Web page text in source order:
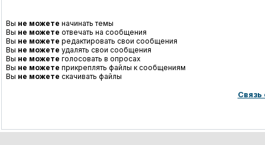
Вы не можете начинать темы
Вы не можете отвечать на сообщения
Вы не можете редактировать свои сообщения
Вы не можете удалять свои сообщения
Вы не можете голосовать в опросах
Вы не можете прикреплять файлы к сообщениям
Вы не можете скачивать файлы